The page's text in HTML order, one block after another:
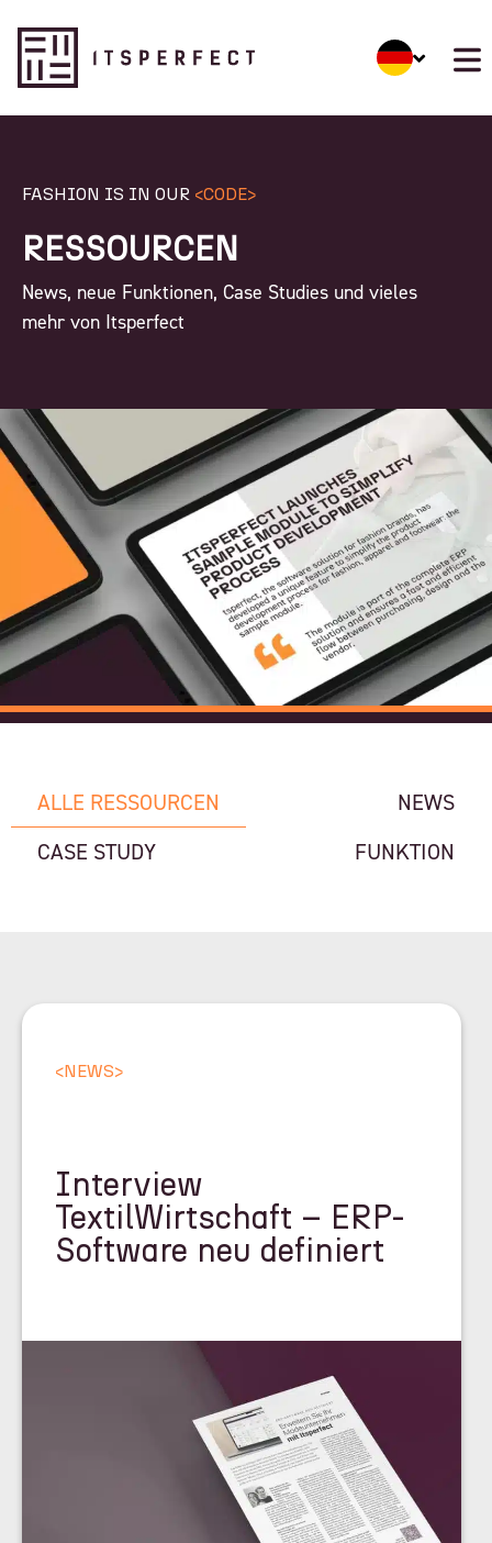
FASHION IS IN OUR <CODE>
RESSOURCEN
News, neue Funktionen, Case Studies und vieles
mehr von Itsperfect
ALLE RESSOURCEN
NEWS
CASE STUDY
FUNKTION
<NEWS>
Interview
TextilWirtschaft – ERP-
Software neu definiert